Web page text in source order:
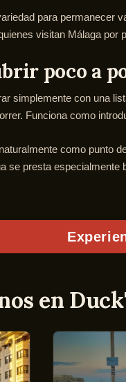
para permanecer
visitan Málaga
poco a
simplemente con una
Funciona como
como punto
se presta
en